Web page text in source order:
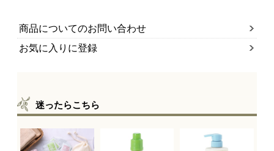
商品についてのお問い合わせ
お気に入りに登録
迷ったらこちら